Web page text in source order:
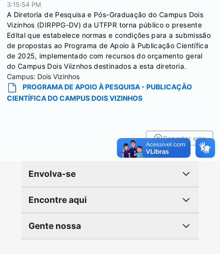
3:15:54 PM
A Diretoria de Pesquisa e Pós-Graduação do Campus Dois
Vizinhos (DIRPPG-DV) da UTFPR torna público o presente
Edital que estabelece normas e condições para a submissão
de propostas ao Programa de Apoio à Publicação Científica
de 2025, implementado com recursos do orçamento geral
do Campus Dois Viiznhos destinados a esta diretoria.
Campus: Dois Vizinhos
PROGRAMA DE APOIO À PESQUISA - PUBLICAÇÃO
CIENTÍFICA DO CAMPUS DOIS VIZINHOS
Reportar erro
Envolva-se
Encontre aqui
Gente nossa